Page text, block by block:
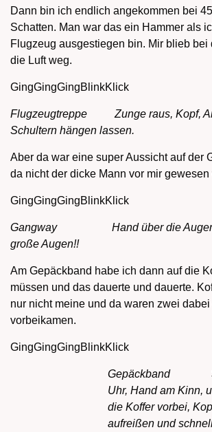
Dann bin ich endlich angekommen bei
Schatten. Man war das ein Hammer als
Flugzeug ausgestiegen bin. Mir blieb bei
die Luft weg.
GingGingGingBlinkKlick
Flugzeugtreppe Zunge raus, Kopf,
Schultern hängen lassen.
Aber da war eine super Aussicht auf der
da nicht der dicke Mann vor mir gewesen
GingGingGingBlinkKlick
Gangway Hand über die Augen,
große Augen!!
Am Gepäckband habe ich dann auf die
müssen und das dauerte und dauerte.
nur nicht meine und da waren zwei
vorbeikamen.
GingGingGingBlinkKlick
Gepäckband
Uhr, Hand am Kinn,
die Koffer vorbei,
aufreißen und